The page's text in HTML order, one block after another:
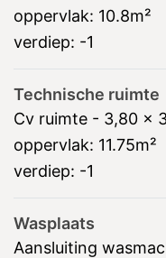
oppervlak: 10.8m²
verdiep: -1
Technische ruimte
Cv ruimte - 3,80 x
oppervlak: 11.75m²
verdiep: -1
Wasplaats
Aansluiting